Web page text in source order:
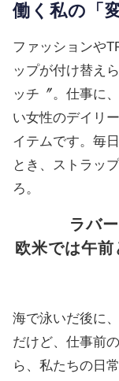
働く私の「
ファッションや
ップが付け替え
ッチ〞。仕事に
い女性のデイリ
イテムです。毎
とき、ストラッ
ろ。
ラバ
欧米では午
海で泳いだ後に
だけど、仕事前
ら、私たちの日